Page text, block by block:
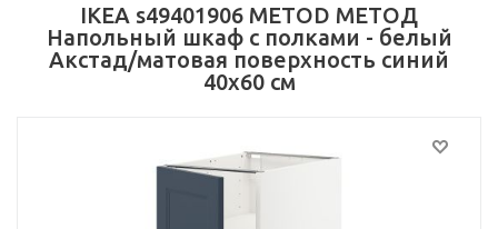
IKEA s49401906 METOD МЕТОД
Напольный шкаф с полками - белый
Акстад/матовая поверхность синий
40x60 см